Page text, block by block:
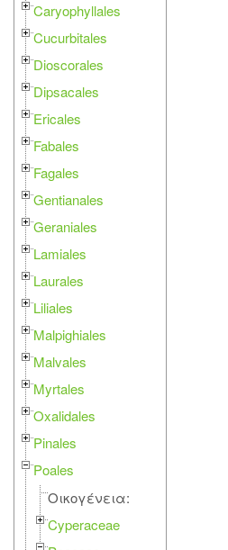
Caryophyllales
Cucurbitales
Dioscorales
Dipsacales
Ericales
Fabales
Fagales
Gentianales
Geraniales
Lamiales
Laurales
Liliales
Malpighiales
Malvales
Myrtales
Oxalidales
Pinales
Poales
Οικογένεια:
Cyperaceae